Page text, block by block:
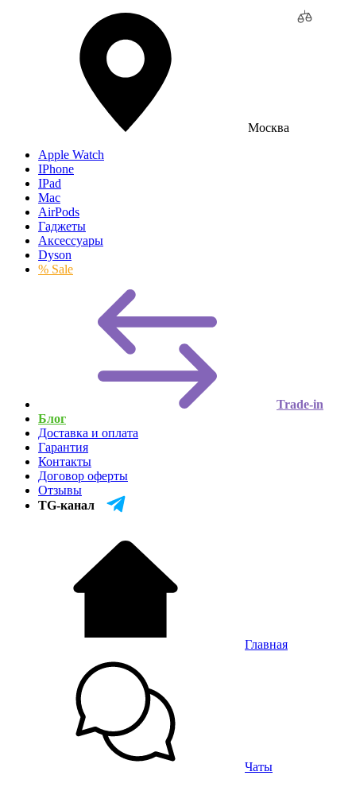
Москва
Apple Watch
IPhone
IPad
Mac
AirPods
Гаджеты
Аксессуары
Dyson
% Sale
Trade-in
Блог
Доставка и оплата
Гарантия
Контакты
Договор оферты
Отзывы
TG-канал
Главная
Чаты